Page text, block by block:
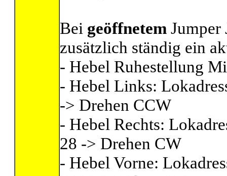
Bei geöffnetem
zusätzlich ständig ein
- Hebel Ruhestellung
- Hebel Links:
-> Drehen CCW
- Hebel Rechts:
28 -> Drehen CW
- Hebel Vorne: